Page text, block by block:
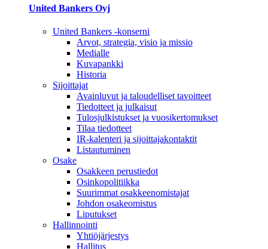
United Bankers Oyj
United Bankers -konserni
Arvot, strategia, visio ja missio
Medialle
Kuvapankki
Historia
Sijoittajat
Avainluvut ja taloudelliset tavoitteet
Tiedotteet ja julkaisut
Tulosjulkistukset ja vuosikertomukset
Tilaa tiedotteet
IR-kalenteri ja sijoittajakontaktit
Listautuminen
Osake
Osakkeen perustiedot
Osinkopolitiikka
Suurimmat osakkeenomistajat
Johdon osakeomistus
Liputukset
Hallinnointi
Yhtiöjärjestys
Hallitus